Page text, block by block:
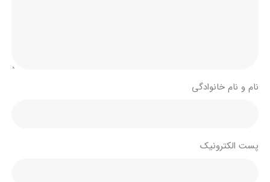
نام و نام خانوادگی
پست الکترونیک